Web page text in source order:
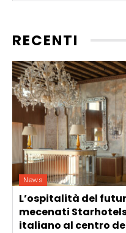
RECENTI
News
L’ospitalità del
mecenati
italiano al centro